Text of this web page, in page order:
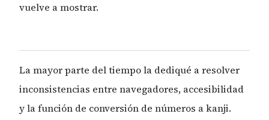
vuelve a mostrar.
La mayor parte del tiempo la dediqué a resolver
inconsistencias entre navegadores, accesibilidad
y la función de conversión de números a kanji.